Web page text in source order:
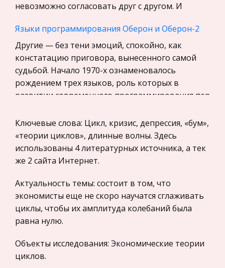
Экскурсии и туризм
Маркетинг, товароведение, реклама
Социология
Религия
Культурология
Экологическое право
Теория государства и права
История отечественного государства и
права
предпринимательство
Нероссийское законодательство
Международные экономические и валютно-
кредитные отношения
Политология, Политистория
Биржевое дело
невозможно согласовать друг с другом. И
Языки программирования Оберон и Оберон-2
Другие — без тени эмоций, спокойно, как
констатацию приговора, вынесенного самой
судьбой. Начало 1970-х ознаменовалось
рождением трех языков, роль которых в
развитии современного программирования пер
Философия Пифагора и Гераклита
Числовые соотношения — источник гармонии
космоса, структура которого мыслилась в
пифагореизме как физико-геометрическо-
сфер). Пифагореизм внес значительный вк
Анализ рынка стройматериалов Украины
(2006г.)
может оказать негативное влияние на
реализацию ранее запланированных проектов.
Ключевые слова: Цикл, кризис, депрессия, «бум»,
«теории циклов», длинные волны. Здесь
использованы 4 литературных источника, а тек
же 2 сайта Интернет.
Актуальность темы: состоит в том, что
экономисты еще не скоро научатся сглаживать
циклы, чтобы их амплитуда колебаний была
равна нулю.
Объекты исследования: Экономические теории
циклов.